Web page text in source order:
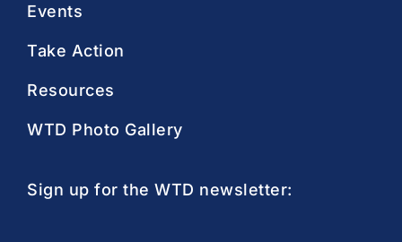
Events
Take Action
Resources
WTD Photo Gallery
Sign up for the WTD newsletter: